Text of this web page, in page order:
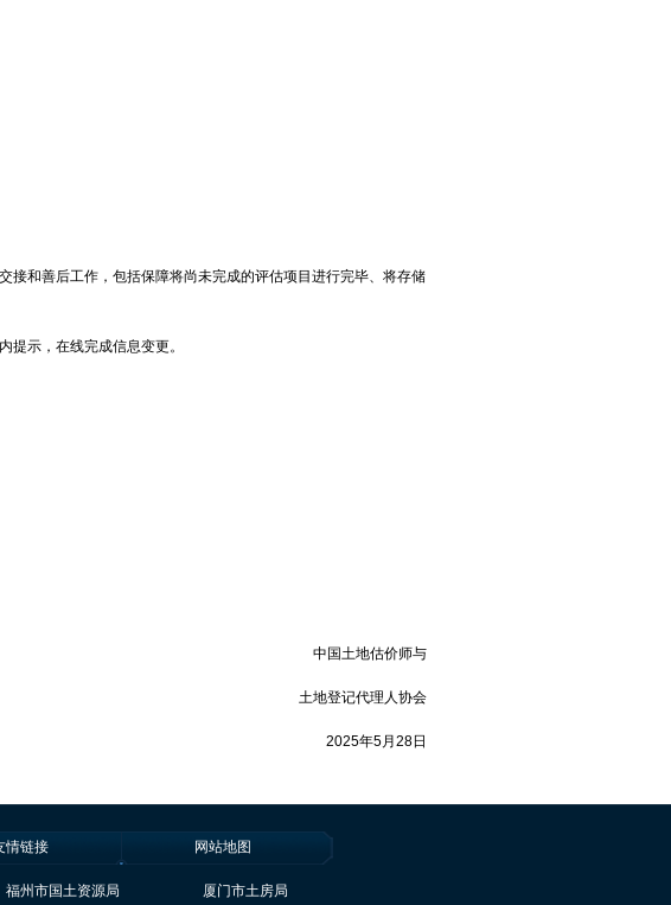
接和善后工作，包括保障将尚未完成的评估项目进行完毕、将存储
提示，在线完成信息变更。
中国土地估价师与
土地登记代理人协会
2025年5月28日
情链接 网站地图
福州市国土资源局 厦门市土房局